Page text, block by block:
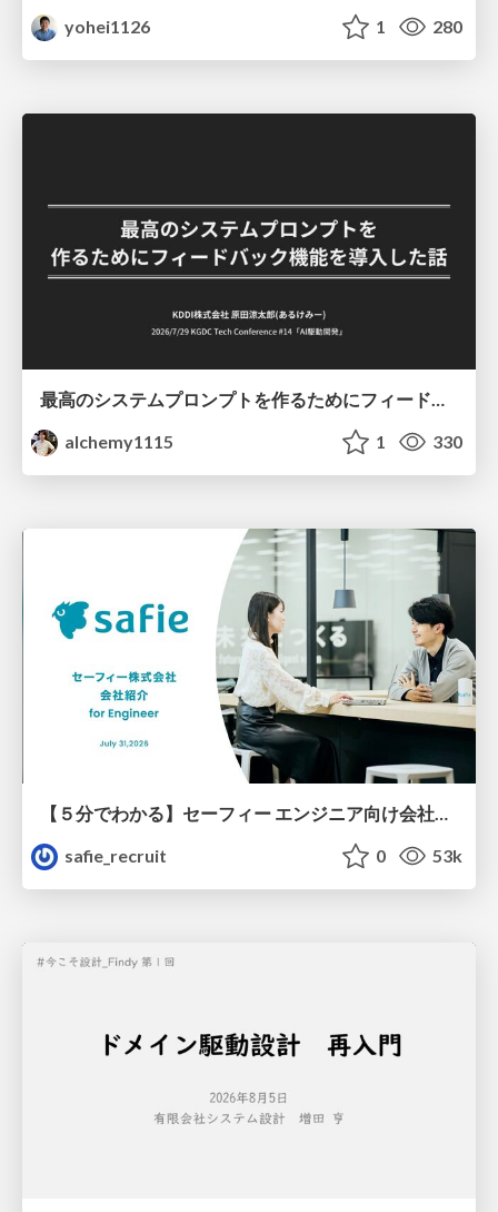
yohei1126 1 280
alchemy1115
1 330
【５分でわかる】セーフィー エンジニア向け会社紹介
safie_recruit
0 53k